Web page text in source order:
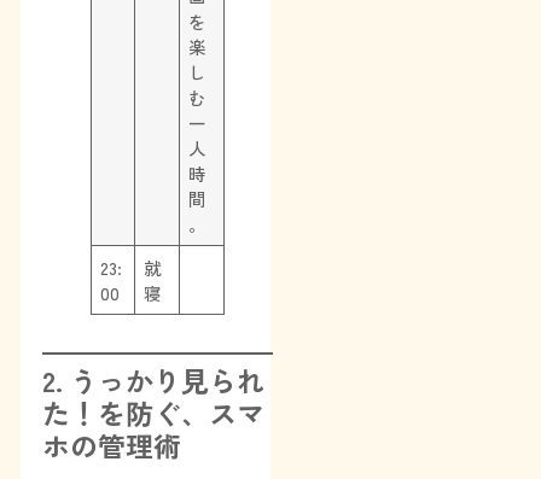
を
楽
し
む
一
人
時
間
。
23:
00
就
寝
2. うっかり見られ
た！を防ぐ、スマ
ホの管理術